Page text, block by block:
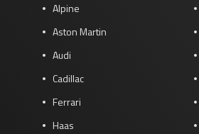
Alpine
Aston Martin
Audi
Cadillac
Ferrari
Haas